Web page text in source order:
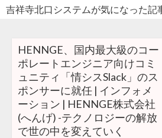
吉祥寺北口システムが気になった記
HENNGE、国内最大級のコー
ポレートエンジニア向けコミ
ュニティ「情シスSlack」のス
ポンサーに就任 | インフォメ
ーション | HENNGE株式会社
(へんげ) -テクノロジーの解放
で世の中を変えていく